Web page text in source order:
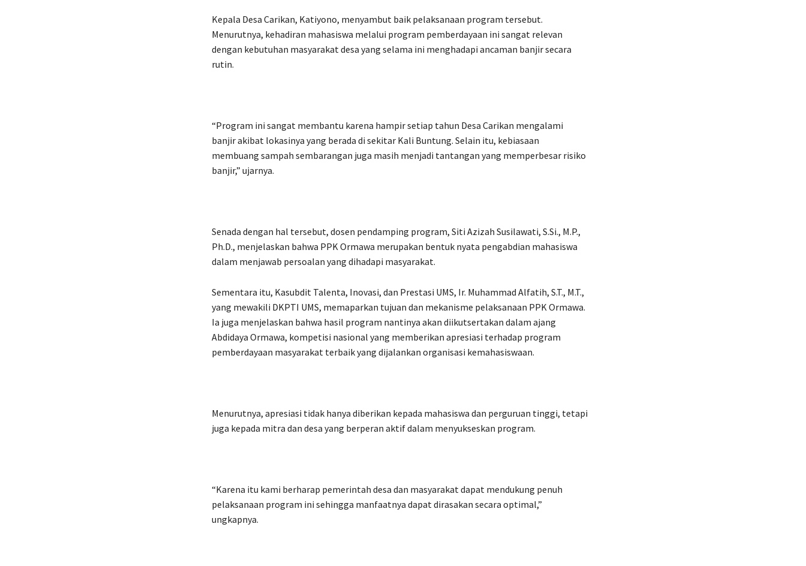
Kepala Desa Carikan, Katiyono, menyambut baik pelaksanaan program tersebut.
Menurutnya, kehadiran mahasiswa melalui program pemberdayaan ini sangat relevan
dengan kebutuhan masyarakat desa yang selama ini menghadapi ancaman banjir secara
rutin.
“Program ini sangat membantu karena hampir setiap tahun Desa Carikan mengalami
banjir akibat lokasinya yang berada di sekitar Kali Buntung. Selain itu, kebiasaan
membuang sampah sembarangan juga masih menjadi tantangan yang memperbesar risiko
banjir,” ujarnya.
Senada dengan hal tersebut, dosen pendamping program, Siti Azizah Susilawati, S.Si., M.P.,
Ph.D., menjelaskan bahwa PPK Ormawa merupakan bentuk nyata pengabdian mahasiswa
dalam menjawab persoalan yang dihadapi masyarakat.
Sementara itu, Kasubdit Talenta, Inovasi, dan Prestasi UMS, Ir. Muhammad Alfatih, S.T., M.T.,
yang mewakili DKPTI UMS, memaparkan tujuan dan mekanisme pelaksanaan PPK Ormawa.
Ia juga menjelaskan bahwa hasil program nantinya akan diikutsertakan dalam ajang
Abdidaya Ormawa, kompetisi nasional yang memberikan apresiasi terhadap program
pemberdayaan masyarakat terbaik yang dijalankan organisasi kemahasiswaan.
Menurutnya, apresiasi tidak hanya diberikan kepada mahasiswa dan perguruan tinggi, tetapi
juga kepada mitra dan desa yang berperan aktif dalam menyukseskan program.
“Karena itu kami berharap pemerintah desa dan masyarakat dapat mendukung penuh
pelaksanaan program ini sehingga manfaatnya dapat dirasakan secara optimal,”
ungkapnya.